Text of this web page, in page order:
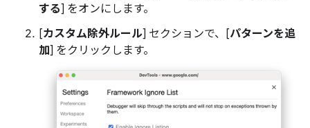
する] をオンにします。
[カスタム除外ルール] セクションで、[パターンを追
加] をクリックします。